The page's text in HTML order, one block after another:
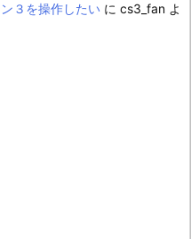
３を操作したい に cs3_fan よ